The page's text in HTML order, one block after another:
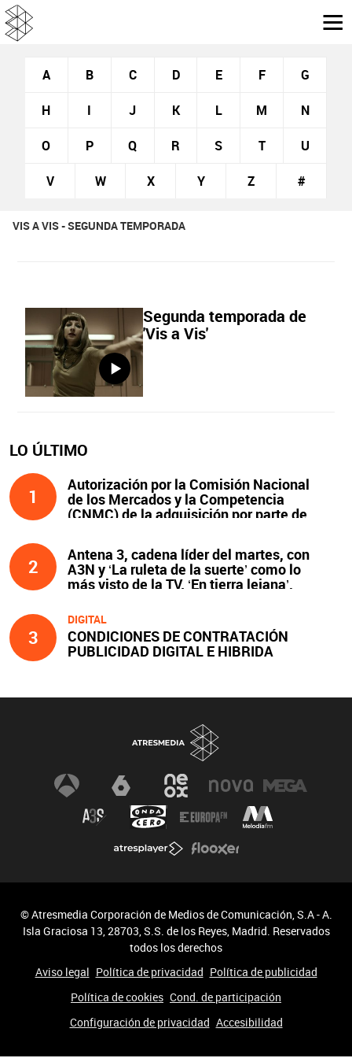
A B C D E F G
H I J K L M N
O P Q R S T U
V W X Y Z #
VIS A VIS - SEGUNDA TEMPORADA
Segunda temporada de
'Vis a Vis'
LO ÚLTIMO
1
Autorización por la Comisión Nacional
de los Mercados y la Competencia
(CNMC) de la adquisición por parte de
compromisos asumidos
2
Antena 3, cadena líder del martes, con
A3N y ‘La ruleta de la suerte’ como lo
más visto de la TV. ‘En tierra lejana’,
3
DIGITAL
CONDICIONES DE CONTRATACIÓN
PUBLICIDAD DIGITAL E HIBRIDA
© Atresmedia Corporación de Medios de Comunicación, S.A - A.
Isla Graciosa 13, 28703, S.S. de los Reyes, Madrid. Reservados
todos los derechos
Aviso legal Política de privacidad Política de publicidad
Política de cookies Cond. de participación
Configuración de privacidad Accesibilidad